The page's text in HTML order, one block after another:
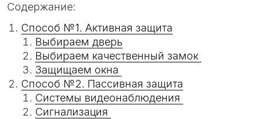
Содержание:
Способ №1. Активная защита
Выбираем дверь
Выбираем качественный замок
Защищаем окна
Способ №2. Пассивная защита
Системы видеонаблюдения
Сигнализация